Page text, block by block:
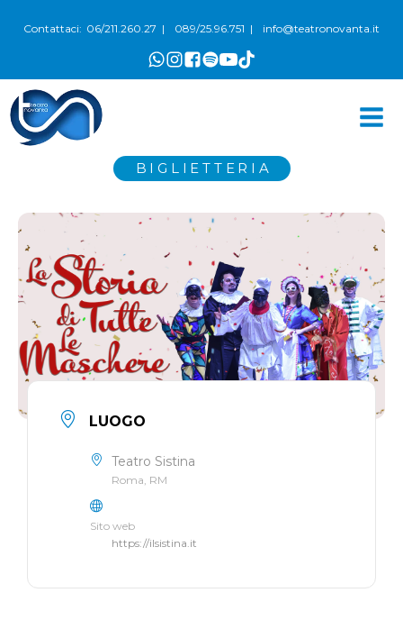
Contattaci: 06/211.260.27 | 089/25.96.751 | info@teatronovanta.it
BIGLIETTERIA
LUOGO
Teatro Sistina
Roma, RM
Sito web
https://ilsistina.it